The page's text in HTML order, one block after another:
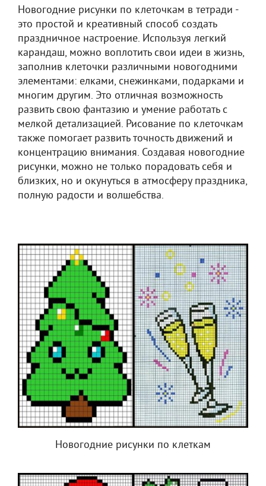
Новогодние рисунки по клеточкам в тетради -
это простой и креативный способ создать
праздничное настроение. Используя легкий
карандаш, можно воплотить свои идеи в жизнь,
заполнив клеточки различными новогодними
элементами: елками, снежинками, подарками и
многим другим. Это отличная возможность
развить свою фантазию и умение работать с
мелкой детализацией. Рисование по клеточкам
также помогает развить точность движений и
концентрацию внимания. Создавая новогодние
рисунки, можно не только порадовать себя и
близких, но и окунуться в атмосферу праздника,
полную радости и волшебства.
Новогодние рисунки по клеткам